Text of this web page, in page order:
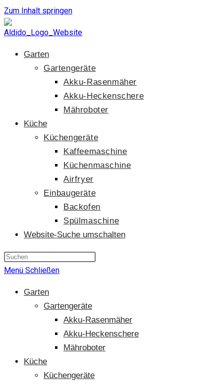
Zum Inhalt springen
Garten
Gartengeräte
Akku-Rasenmäher
Akku-Heckenschere
Mähroboter
Küche
Küchengeräte
Kaffeemaschine
Küchenmaschine
Airfryer
Einbaugeräte
Backofen
Spülmaschine
Website-Suche umschalten
Menü Schließen
Garten
Gartengeräte
Akku-Rasenmäher
Akku-Heckenschere
Mähroboter
Küche
Küchengeräte